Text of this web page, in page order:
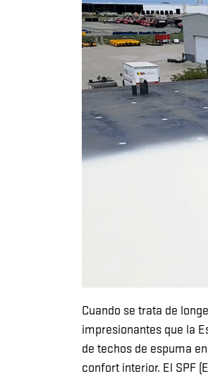
Cuando se trata de
impresionantes que la
de techos de espuma
confort interior. El SPF